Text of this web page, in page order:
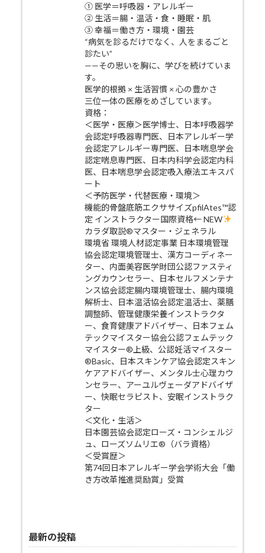
① 医学＝呼吸器・アレルギー
② 生活＝腸・温活・食・睡眠・肌
③ 幸福＝働き方・環境・園芸
“病気を診るだけでなく、人をまるごと
診たい”
——その思いを胸に、学びを続けていま
す。
医学的根拠 × 生活習慣 × 心の豊かさ
三位一体の医療をめざしています。
資格：
＜医学・医療＞医学博士、日本呼吸器学
会認定呼吸器専門医、日本アレルギー学
会認定アレルギー専門医、日本喘息学会
認定喘息専門医、日本内科学会認定内科
医、日本喘息学会認定吸入療法エキスパ
ート
＜予防医学・代替医療・環境＞
機能的骨盤底筋エクササイズpfilAtes™認
定 インストラクター国際資格← NEW
カラダ取説®マスター・ジェネラル
環境省 環境人材認定事業 日本環境管理
協会認定環境管理士、漢方コーディネー
ター、内面美容医学財団公認ファスティ
ングカウンセラー、日本セルフメンテナ
ンス協会認定腸内環境管理士、腸内環境
解析士、日本温活協会認定温活士、薬膳
調整師、管理健康栄養インストラクタ
ー、食育健康アドバイザー、日本フェム
テックマイスター協会公認フェムテック
マイスター®上級、公認妊活マイスター
®Basic、日本スキンケア協会認定スキン
ケアアドバイザー、メンタル士心理カウ
ンセラー、アーユルヴェーダアドバイザ
ー、快眠セラピスト、安眠インストラク
ター
＜文化・生活＞
日本園芸協会認定ローズ・コンシェルジ
ュ、ローズソムリエ®（バラ資格）
＜受賞歴＞
第74回日本アレルギー学会学術大会「働
き方改革推進奨励賞」受賞
最新の投稿